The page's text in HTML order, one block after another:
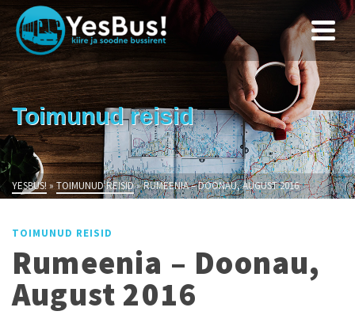
Toimunud reisid
YESBUS! »TOIMUNUD REISID»RUMEENIA – DOONAU, AUGUST 2016
TOIMUNUD REISID
Rumeenia – Doonau,
August 2016